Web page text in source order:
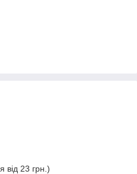
від 23 грн.)